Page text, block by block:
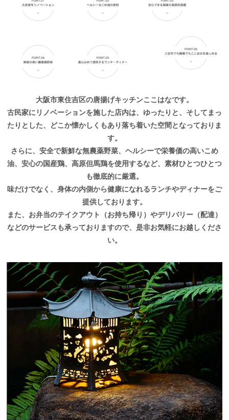
大阪市東住吉区の唐揚げキッチンここはなです。
古民家にリノベーションを施した店内は、ゆったりと、そしてまっ
たりとした、どこか懐かしくもあり落ち着いた空間となっておりま
す。
さらに、安全で新鮮な無農薬野菜、ヘルシーで栄養価の高いこめ
油、安心の国産鶏、高原但馬鶏を使用するなど、素材ひとつひとつ
も徹底的に厳選。
味だけでなく、身体の内側から健康になれるランチやディナーをご
提供しております。
また、お弁当のテイクアウト（お持ち帰り）やデリバリー（配達）
などのサービスも承っておりますので、是非お気軽にお越しくださ
い。